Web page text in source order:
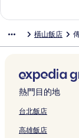
結
H
S
p
r
i
g
的
s
o
n
H
o
e
o
結
的
r
e
s
o
r
的
的
連
a
u
a
n
的
結
o
s
i
n
c
u
n
i
w
e
n
B
橫山飯店
熱門目的地
台北飯店
高雄飯店